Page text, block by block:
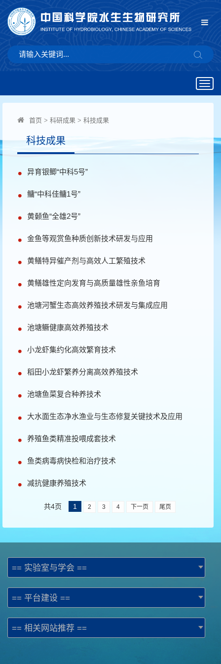
首页 > 科研成果 > 科技成果
科技成果
异育银鲫“中科5号”
鳙“中科佳鳙1号”
黄颡鱼“全雄2号”
金鱼等观赏鱼种质创新技术研发与应用
黄鳝特异催产剂与高效人工繁殖技术
黄鳝雄性定向发育与高质量雄性亲鱼培育
池塘河蟹生态高效养殖技术研发与集成应用
池塘鳜健康高效养殖技术
小龙虾集约化高效繁育技术
稻田小龙虾繁养分离高效养殖技术
池塘鱼菜复合种养技术
大水面生态净水渔业与生态修复关键技术及应用
养殖鱼类精准投喂成套技术
鱼类病毒病快检和治疗技术
减抗健康养殖技术
共4页 1 2 3 4 下一页 尾页
== 实验室与学会 ==
== 平台建设 ==
== 相关网站推荐 ==